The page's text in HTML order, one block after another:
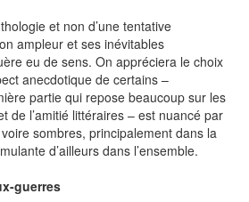
et non d’une tentative
ampleur et ses inévitables
eu de sens. On appréciera le choix
anecdotique de certains –
partie qui repose beaucoup sur les
de l’amitié littéraires – est nuancé par
sombres, principalement dans la
d’ailleurs dans l’ensemble.
guerres